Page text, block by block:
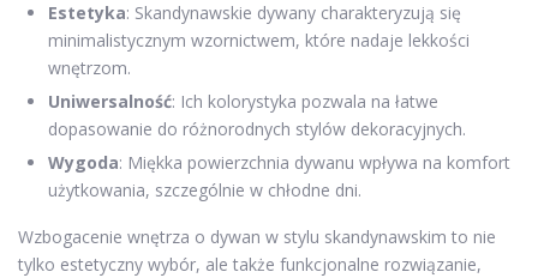
Estetyka: Skandynawskie dywany charakteryzują się
minimalistycznym wzornictwem, które nadaje lekkości
wnętrzom.
Uniwersalność: Ich kolorystyka pozwala na łatwe
dopasowanie do różnorodnych stylów dekoracyjnych.
Wygoda: Miękka powierzchnia dywanu wpływa na komfort
użytkowania, szczególnie w chłodne dni.
Wzbogacenie wnętrza o dywan w stylu skandynawskim to nie
tylko estetyczny wybór, ale także funkcjonalne rozwiązanie,